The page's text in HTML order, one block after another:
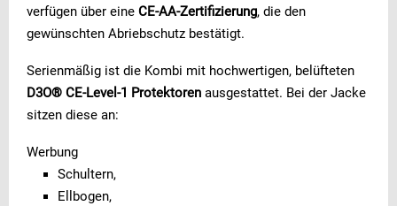
verfügen über eine CE-AA-Zertifizierung, die den
gewünschten Abriebschutz bestätigt.
Serienmäßig ist die Kombi mit hochwertigen, belüfteten
D3O® CE-Level-1 Protektoren ausgestattet. Bei der Jacke
sitzen diese an:
Werbung
Schultern,
Ellbogen,